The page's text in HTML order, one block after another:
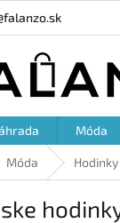
Móda
Móda Hodinky